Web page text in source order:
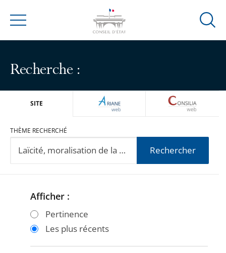
Menu
Ouvrir
Recherche :
SITE ARIANEWEB
THÈME RECHERCHÉ
Rechercher
Passer
filtres
Passer
filtres
Afficher :
Pertinence
Les plus récents